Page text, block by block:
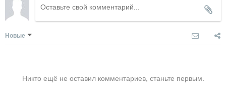
Новые
Никто ещё не оставил комментариев, станьте первым.